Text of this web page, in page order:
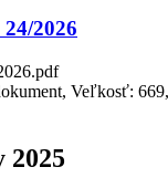
2026
Veľkosť:
2025